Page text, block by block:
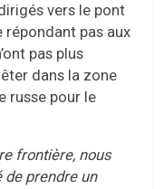
vers le pont
pas aux
pas plus
dans la zone
russe pour le
frontière, nous
de prendre un